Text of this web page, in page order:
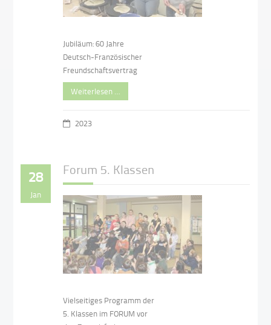
Jubiläum: 60 Jahre
Deutsch-Französischer
Freundschaftsvertrag
Weiterlesen …
2023
28
Jan
Forum 5. Klassen
Vielseitiges Programm der
5. Klassen im FORUM vor